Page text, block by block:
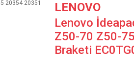
LENOVO
Lenovo
Z50-70 Z50-
Braketi